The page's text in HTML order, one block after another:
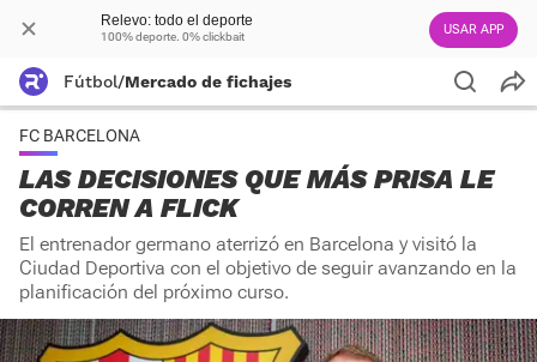
Relevo: todo el deporte
100% deporte. 0% clickbait USAR APP
Fútbol/Mercado de fichajes
FC BARCELONA
LAS DECISIONES QUE MÁS PRISA LE
CORREN A FLICK
El entrenador germano aterrizó en Barcelona y visitó la
Ciudad Deportiva con el objetivo de seguir avanzando en la
planificación del próximo curso.